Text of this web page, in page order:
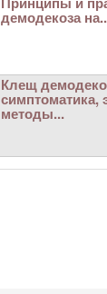
демодекоза
Клещ
симптоматика,
методы...